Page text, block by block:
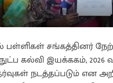
சங்கத்தினர்
கல்வி இயக்ககம், 2026
நடத்தப்படும் என